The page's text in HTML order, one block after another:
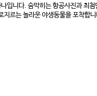
입니다. 숨막히는 항공사진과 최
지르는 놀라운 야생동물을 포착합